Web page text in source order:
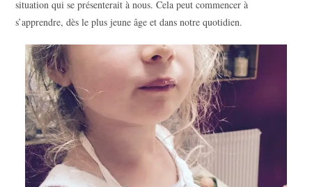
situation qui se présenterait à nous. Cela peut commencer à
s’apprendre, dès le plus jeune âge et dans notre quotidien.